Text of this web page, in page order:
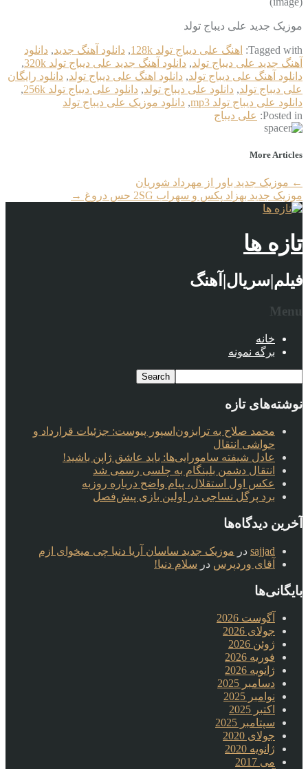
موزیک جدید علی دیباج تولد
Tagged with: اهنگ علی دیباج تولد 128k , دانلود آهنگ جدید, دانلود
آهنگ جدید علی دیباج تولد, دانلود آهنگ جدید علی دیباج تولد 320k
,
دانلود آهنگ علی دیباج تولد, دانلود اهنگ علی دیباج تولد, دانلود رایگان
علی دیباج تولد, دانلود علی دیباج تولد, دانلود علی دیباج تولد 256k
,
دانلود علی دیباج تولد mp3
, دانلود موزیک علی دیباج تولد
Posted in: علی دیباج
More Articles
← موزیک جدید باور از مهرداد شوریان
موزیک جدید بهزاد پکس و سهراب 2SG حس دروغ
→
تازه ها
فیلم|سریال|آهنگ
Menu
خانه
برگه نمونه
نوشته‌های تازه
محمد صلاح به ترابزون‌اسپور پیوست: جزئیات قرارداد و
حواشی انتقال
عادل شیفته سامورایی‌ها: باید عاشق ژاپن باشید!
انتقال دشمن بلینگام به چلسی رسمی شد
عکس اول استقلال، پیام واضح درباره روزبه
برد پرگل نساجی در اولین بازی پیش‌فصل
آخرین دیدگاه‌ها
sajjad در موزیک جدید ساسان آریا دنیا چی میخوای ازم
آقای وردپرس در سلام دنیا!
بایگانی‌ها
آگوست 2026
جولای 2026
ژوئن 2026
فوریه 2026
ژانویه 2026
دسامبر 2025
نوامبر 2025
اکتبر 2025
سپتامبر 2025
جولای 2020
ژانویه 2020
می 2017